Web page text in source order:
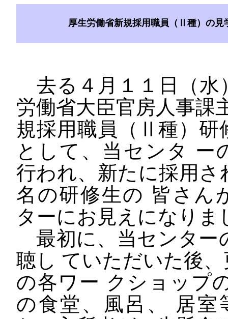
厚生労働省新規採用職員（Ⅱ種）の見
去る４月１１日（水
労働省大臣官房人事課
規採用職員（Ⅱ種）研
として、当センタ ー
行われ、新たに採用さ
名の研修生の 皆さん
ターにお見えになりま
最初に、当センター
聴し ていただいた後
の各ワー クショップ
の食堂、風呂、 居